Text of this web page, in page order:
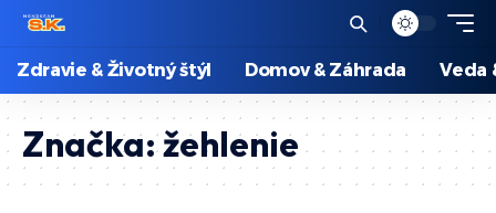
Zdravie & Životný štýl Domov & Záhrada Veda
Značka:žehlenie